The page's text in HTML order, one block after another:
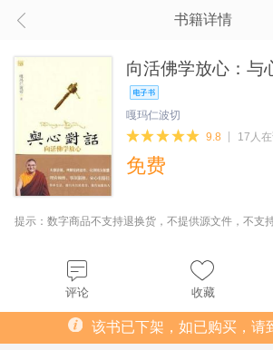
书籍详情
向活佛学放心：与
嘎玛仁波切
9.8
17人
免费
提示：数字商品不支持退换货，不提供源文件，不支
评论 收藏
该书已下架，如已购买，请